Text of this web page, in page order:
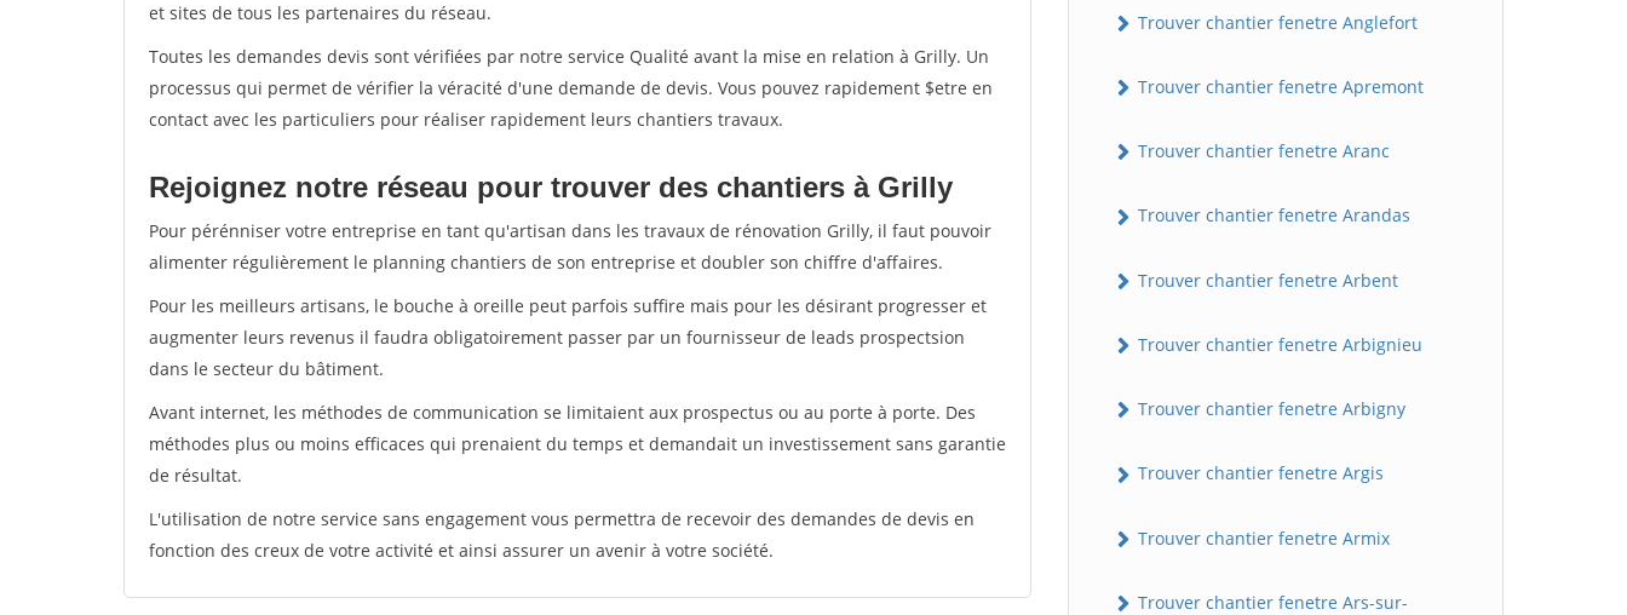
et sites de tous les partenaires du réseau.
Toutes les demandes devis sont vérifiées par notre service Qualité avant la mise en relation à Grilly. Un
processus qui permet de vérifier la véracité d'une demande de devis. Vous pouvez rapidement $etre en
contact avec les particuliers pour réaliser rapidement leurs chantiers travaux.
Rejoignez notre réseau pour trouver des chantiers à Grilly
Pour pérénniser votre entreprise en tant qu'artisan dans les travaux de rénovation Grilly, il faut pouvoir
alimenter régulièrement le planning chantiers de son entreprise et doubler son chiffre d'affaires.
Pour les meilleurs artisans, le bouche à oreille peut parfois suffire mais pour les désirant progresser et
augmenter leurs revenus il faudra obligatoirement passer par un fournisseur de leads prospectsion
dans le secteur du bâtiment.
Avant internet, les méthodes de communication se limitaient aux prospectus ou au porte à porte. Des
méthodes plus ou moins efficaces qui prenaient du temps et demandait un investissement sans garantie
de résultat.
L'utilisation de notre service sans engagement vous permettra de recevoir des demandes de devis en
fonction des creux de votre activité et ainsi assurer un avenir à votre société.
Trouver chantier fenetre Anglefort
Trouver chantier fenetre Apremont
Trouver chantier fenetre Aranc
Trouver chantier fenetre Arandas
Trouver chantier fenetre Arbent
Trouver chantier fenetre Arbignieu
Trouver chantier fenetre Arbigny
Trouver chantier fenetre Argis
Trouver chantier fenetre Armix
Trouver chantier fenetre Ars-sur-